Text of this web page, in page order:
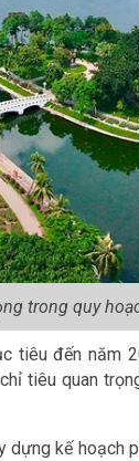
trong quy
tiêu đến năm
tiêu quan
dựng kế hoạch